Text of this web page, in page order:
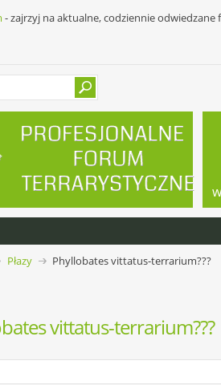
- zajrzyj na aktualne, codziennie
Płazy Phyllobates vittatus-terrarium???
vittatus-terrarium???